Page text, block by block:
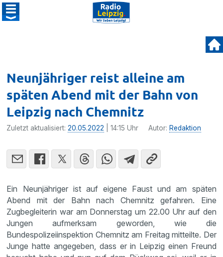
Neunjähriger reist alleine am
späten Abend mit der Bahn von
Leipzig nach Chemnitz
Zuletzt aktualisiert:20.05.2022 | 14:15 Uhr Autor: Redaktion
Ein Neunjähriger ist auf eigene Faust und am späten
Abend mit der Bahn nach Chemnitz gefahren. Eine
Zugbegleiterin war am Donnerstag um 22.00 Uhr auf den
Jungen aufmerksam geworden, wie die
Bundespolizeiinspektion Chemnitz am Freitag mitteilte. Der
Junge hatte angegeben, dass er in Leipzig einen Freund